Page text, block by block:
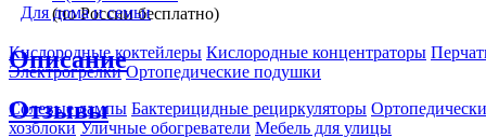
Для дома и семьи
Кислородные коктейлеры Кислородные концентраторы
Электрогрелки Ортопедические подушки
Солевые лампы Бактерицидные рециркуляторы
хозблоки Уличные обогреватели Мебель для улицы
(по России бесплатно)
Описание
Отзывы